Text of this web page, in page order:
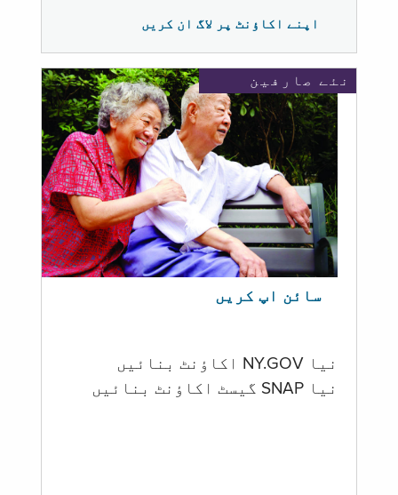
اپنے اکاؤنٹ پر لاگ ان کریں
نئے صارفین
سائن اپ کریں
نیا NY.GOV اکاؤنٹ بنائیں
نیا SNAP گیسٹ اکاؤنٹ بنائیں